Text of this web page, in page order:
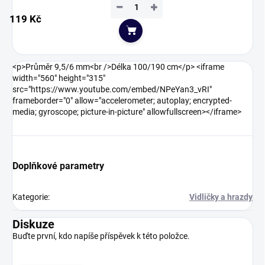
119 Kč
+
−
Do košíku
<p>Průměr 9,5/6 mm<br />Délka 100/190 cm</p> <iframe
width="560" height="315"
src="https://www.youtube.com/embed/NPeYan3_vRI"
frameborder="0" allow="accelerometer; autoplay; encrypted-
media; gyroscope; picture-in-picture" allowfullscreen></iframe>
Doplňkové parametry
Kategorie: Vidličky a hrazdy
Diskuze
Buďte první, kdo napíše příspěvek k této položce.